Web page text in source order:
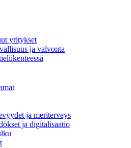
yritykset
ja valvonta
ja meriterveys
ja digitalisaatio